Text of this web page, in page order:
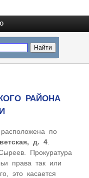
РАЙОНА
расположена по
д. 4
Прокуратура
права так или
это касается